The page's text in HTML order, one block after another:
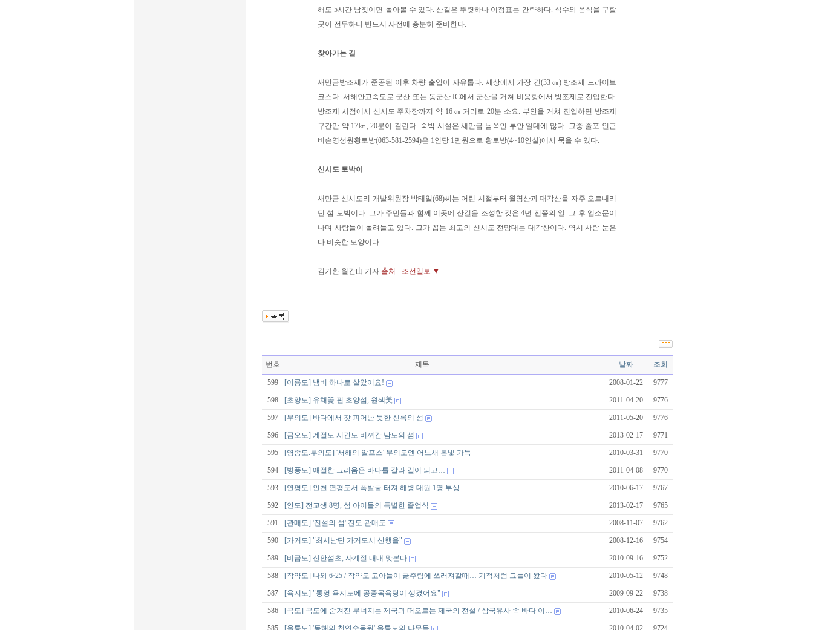
해도 5시간 남짓이면 돌아볼 수 있다. 산길은 뚜렷하나 이정표는 간략하다. 식수와 음식을 구할
곳이 전무하니 반드시 사전에 충분히 준비한다.
찾아가는 길
새만금방조제가 준공된 이후 차량 출입이 자유롭다. 세상에서 가장 긴(33㎞) 방조제 드라이브
코스다. 서해안고속도로 군산 또는 동군산 IC에서 군산을 거쳐 비응항에서 방조제로 진입한다.
방조제 시점에서 신시도 주차장까지 약 16㎞ 거리로 20분 소요. 부안을 거쳐 진입하면 방조제
구간만 약 17㎞, 20분이 걸린다. 숙박 시설은 새만금 남쪽인 부안 일대에 많다. 그중 줄포 인근
비손영성원황토방(063-581-2594)은 1인당 1만원으로 황토방(4~10인실)에서 묵을 수 있다.
신시도 토박이
새만금 신시도리 개발위원장 박태일(68)씨는 어린 시절부터 월영산과 대각산을 자주 오르내리
던 섬 토박이다. 그가 주민들과 함께 이곳에 산길을 조성한 것은 4년 전쯤의 일. 그 후 입소문이
나며 사람들이 몰려들고 있다. 그가 꼽는 최고의 신시도 전망대는 대각산이다. 역시 사람 눈은
다 비슷한 모양이다.
김기환 월간山 기자 출처 - 조선일보 ▼
번호 제목 날짜 조회
599 [어룡도] 냄비 하나로 살았어요! 2008-01-22 9777
598 [초양도] 유채꽃 핀 초양섬, 원색美 2011-04-20 9776
597 [무의도] 바다에서 갓 피어난 듯한 신록의 섬 2011-05-20 9776
596 [금오도] 계절도 시간도 비껴간 남도의 섬 2013-02-17 9771
595 [영종도.무의도] '서해의 알프스' 무의도엔 어느새 봄빛 가득 2010-03-31 9770
594 [병풍도] 애절한 그리움은 바다를 갈라 길이 되고… 2011-04-08 9770
593 [연평도] 인천 연평도서 폭발물 터져 해병 대원 1명 부상 2010-06-17 9767
592 [안도] 전교생 8명, 섬 아이들의 특별한 졸업식 2013-02-17 9765
591 [관매도] '전설의 섬' 진도 관매도 2008-11-07 9762
590 [가거도] "최서남단 가거도서 산행을" 2008-12-16 9754
589 [비금도] 신안섬초, 사계절 내내 맛본다 2010-09-16 9752
588 [작약도] 나와 6·25 / 작약도 고아들이 굶주림에 쓰러져갈때… 기적처럼 그들이 왔다 2010-05-12 9748
587 [욕지도] "통영 욕지도에 공중목욕탕이 생겼어요" 2009-09-22 9738
586 [곡도] 곡도에 숨겨진 무너지는 제국과 떠오르는 제국의 전설 / 삼국유사 속 바다 이… 2010-06-24 9735
585 [울릉도] '동해의 천연수목원' 울릉도의 나무들 2010-04-02 9724